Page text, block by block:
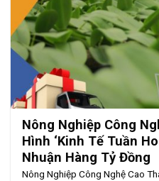
Nông Nghiệp Công
Hình ‘Kinh Tế Tuần
Nhuận Hàng Tỷ Đồng
Nông Nghiệp Công Nghệ Cao